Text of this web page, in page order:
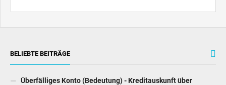
BELIEBTE BEITRÄGE
Überfälliges Konto (Bedeutung) - Kreditauskunft über